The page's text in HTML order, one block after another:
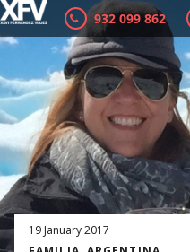
932 099 862
19 January 2017